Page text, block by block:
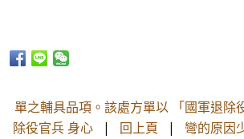
單之輔具品項。該處方單以 「國軍退除
除役官兵 身心 | 回上頁 | 彎的原因